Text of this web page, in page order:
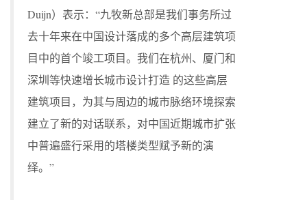
Duijn）表示：“九牧新总部是我们事务所过
去十年来在中国设计落成的多个高层建筑项
目中的首个竣工项目。我们在杭州、厦门和
深圳等快速增长城市设计打造 的这些高层
建筑项目，为其与周边的城市脉络环境探索
建立了新的对话联系，对中国近期城市扩张
中普遍盛行采用的塔楼类型赋予新的演
绎。”